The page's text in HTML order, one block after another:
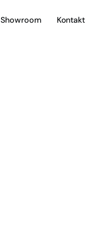
Showroom Kontakt